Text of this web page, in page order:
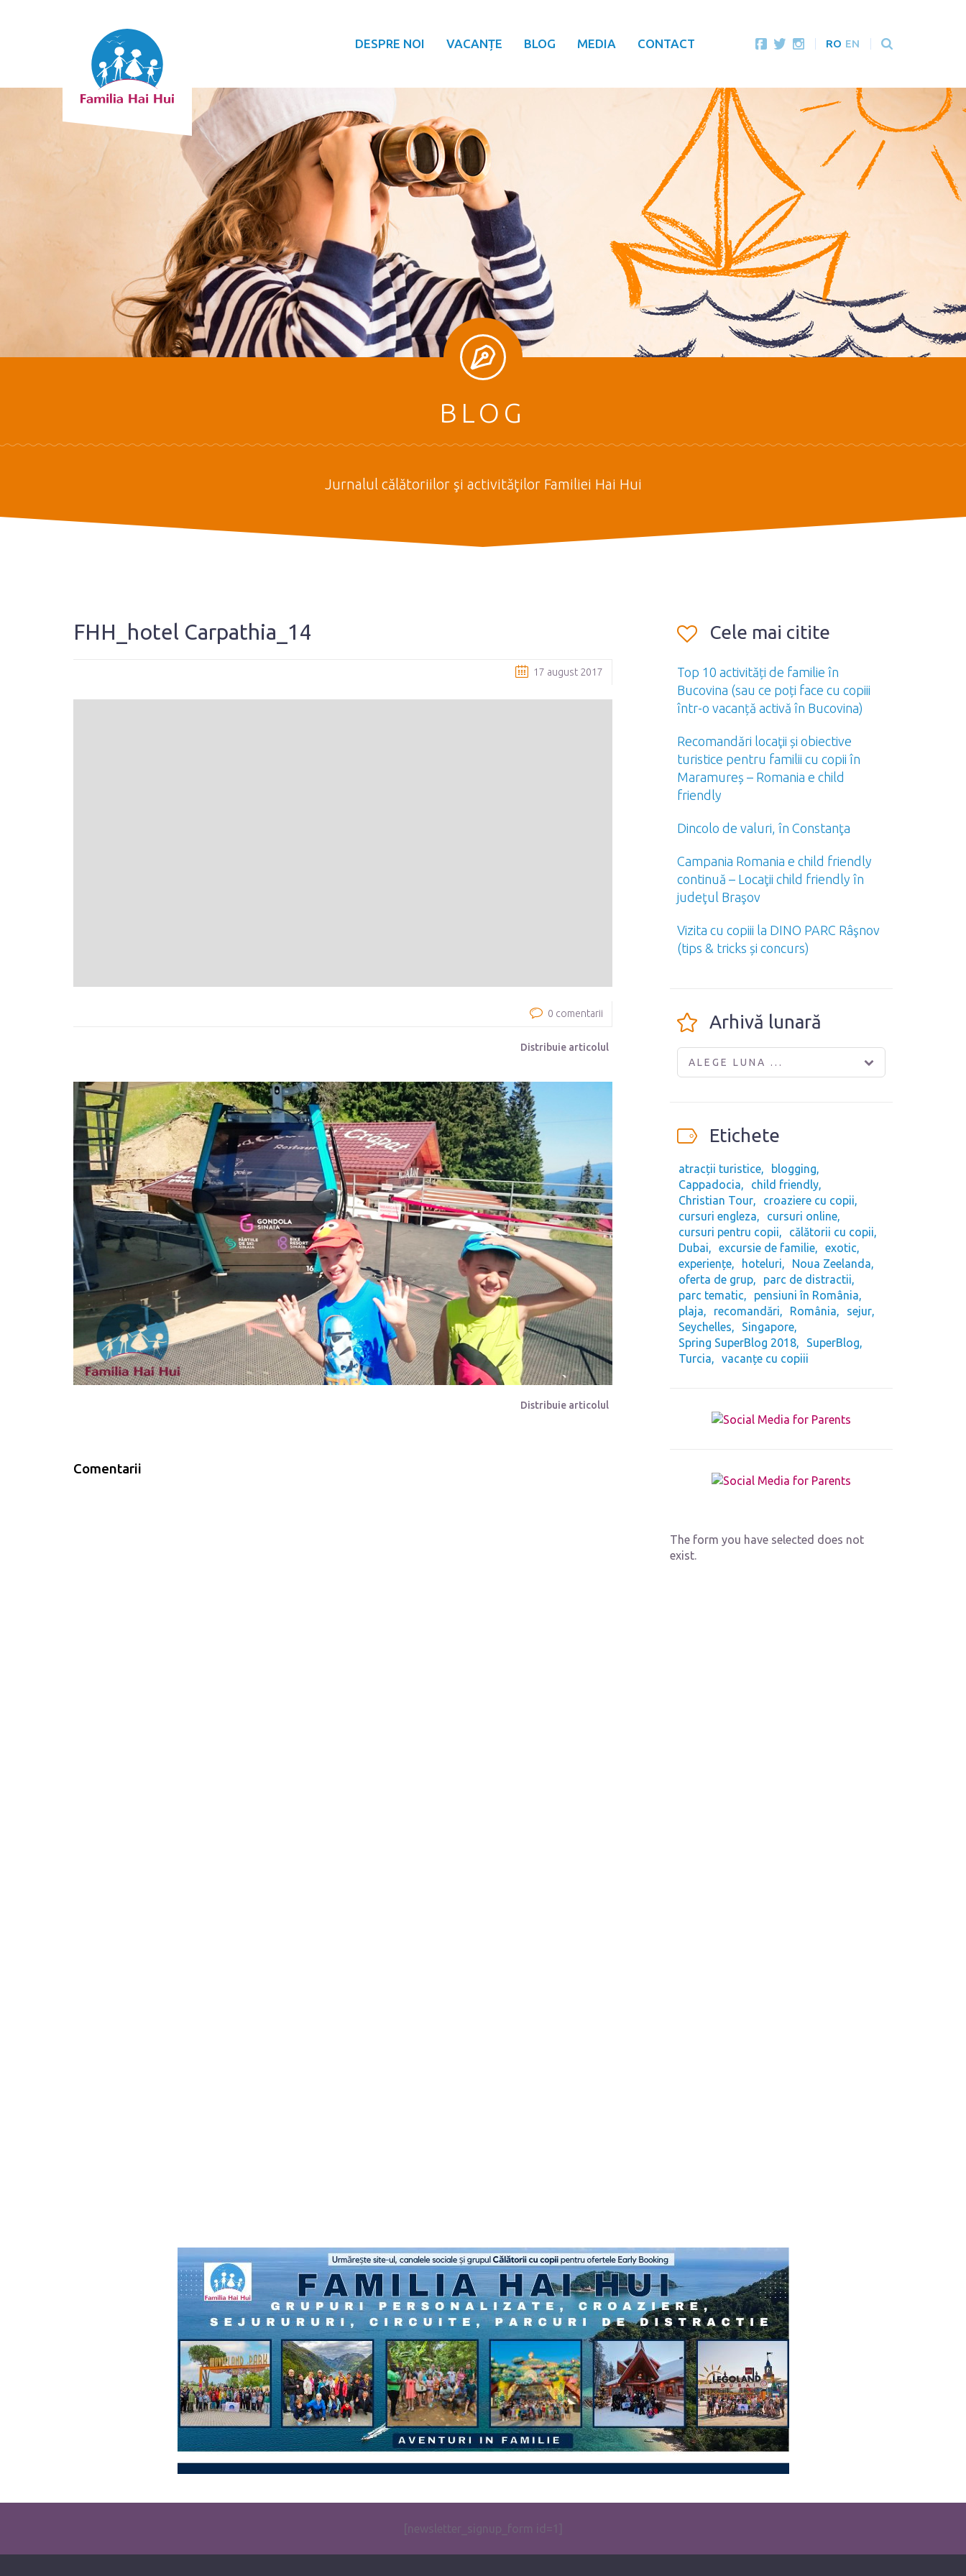
DESPRE NOI VACANȚE BLOG MEDIA CONTACT RO EN
BLOG
Jurnalul călătoriilor şi activităţilor Familiei Hai Hui
FHH_hotel Carpathia_14
17 august 2017
0 comentarii
Distribuie articolul
Distribuie articolul
Comentarii
Cele mai citite
Top 10 activități de familie în
Bucovina (sau ce poți face cu copiii
într-o vacanță activă în Bucovina)
Recomandări locaţii și obiective
turistice pentru familii cu copii în
Maramureș – Romania e child
friendly
Dincolo de valuri, în Constanţa
Campania Romania e child friendly
continuă – Locaţii child friendly în
judeţul Braşov
Vizita cu copiii la DINO PARC Râşnov
(tips & tricks și concurs)
Arhivă lunară
ALEGE LUNA ...
Etichete
atracții turistice
blogging
Cappadocia
child friendly
Christian Tour
croaziere cu copii
cursuri engleza
cursuri online
cursuri pentru copii
călătorii cu copii
Dubai
excursie de familie
exotic
experiențe
hoteluri
Noua Zeelanda
oferta de grup
parc de distractii
parc tematic
pensiuni în România
plaja
recomandări România
sejur
Seychelles
Singapore
Spring SuperBlog 2018
SuperBlog
Turcia
vacanțe cu copiii
The form you have selected does not
exist.
[newsletter_signup_form id=1]